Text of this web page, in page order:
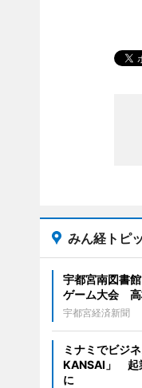
みん経トピ
宇都宮南図書
ゲーム大会 高
宇都宮経済新聞
ミナミでビジ
KANSAI」 起
に